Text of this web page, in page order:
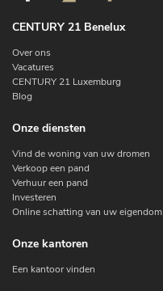
CENTURY 21 Benelux
Over ons
Vacatures
CENTURY 21 Luxemburg
Blog
Onze diensten
Vind de woning van uw dromen
Verkoop een pand
Verhuur een pand
Investeren
Online schatting van uw eigendom
Onze kantoren
Een kantoor vinden